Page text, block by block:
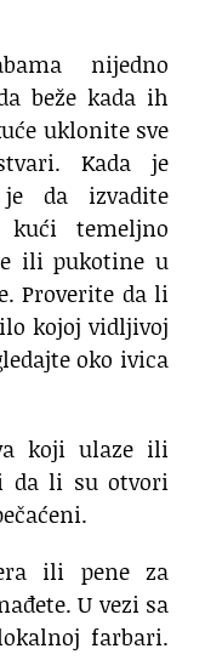
nijedno
beže kada ih
uklonite sve
Kada je
je da izvadite
temeljno
ili pukotine u
Proverite da li
kojoj vidljivoj
oko ivica
koji ulaze ili
da li su otvori
ili pene za
U vezi sa
farbari.